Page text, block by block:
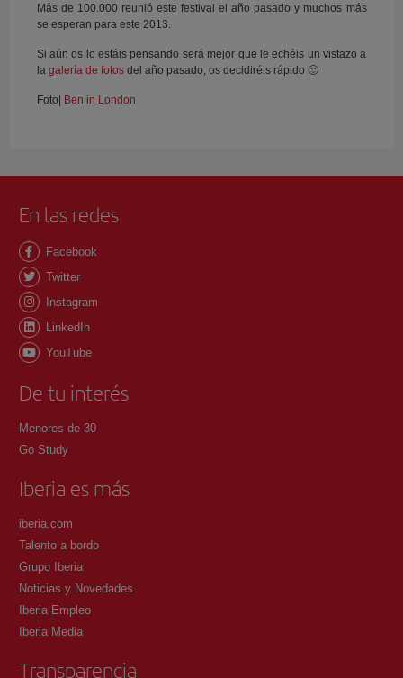
Más de 100.000 reunió este festival el año pasado y muchos más
se esperan para este 2013.
Si aún os lo estáis pensando será mejor que le echéis un vistazo a
la galería de fotosdel año pasado, os decidiréis rápido 🙂
Foto| Ben in London
En las redes
Facebook
Twitter
Instagram
LinkedIn
YouTube
De tu interés
Menores de 30
Go Study
Iberia es más
iberia.com
Talento a bordo
Grupo Iberia
Noticias y Novedades
Iberia Empleo
Iberia Media
Transparencia